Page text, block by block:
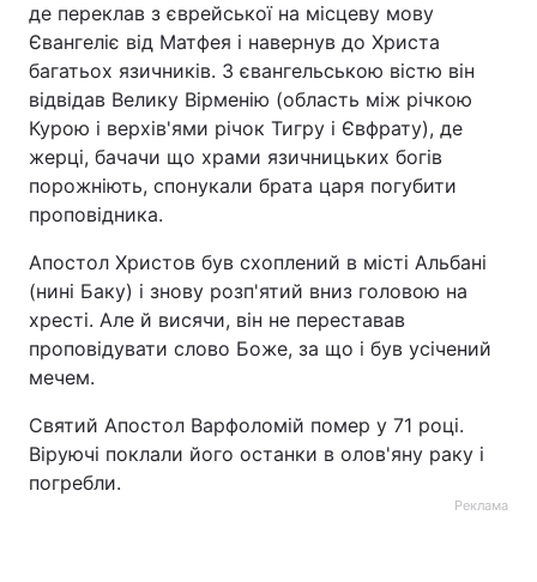
де переклав з єврейської на місцеву мову
Євангеліє від Матфея і навернув до Христа
багатьох язичників. З євангельською вістю він
відвідав Велику Вірменію (область між річкою
Курою і верхів'ями річок Тигру і Євфрату), де
жерці, бачачи що храми язичницьких богів
порожніють, спонукали брата царя погубити
проповідника.
Апостол Христов був схоплений в місті Альбані
(нині Баку) і знову розп'ятий вниз головою на
хресті. Але й висячи, він не переставав
проповідувати слово Боже, за що і був усічений
мечем.
Святий Апостол Варфоломій помер у 71 році.
Віруючі поклали його останки в олов'яну раку і
погребли.
Реклама